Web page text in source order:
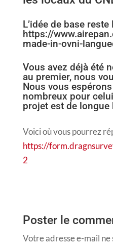
L’idée de base
https://
made-in-ovni-
Vous avez déjà été
au premier, nous
Nous vous
nombreux pour
projet est de longue
Voici où vous pourrez
https://
2
Poster le
Votre adresse e-mail ne